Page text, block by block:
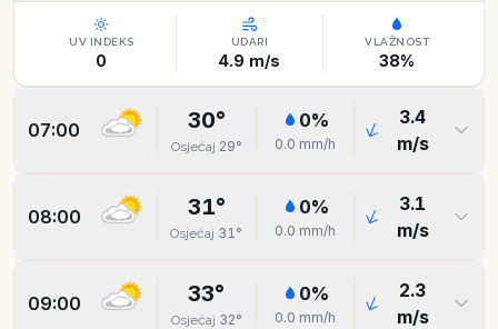
UV INDEKS
0
UDARI
4.9 m/s
VLAŽNOST
38%
07:00 30°
Osjećaj 29°
0%
0.0 mm/h
3.4
m/s
08:00 31°
Osjećaj 31°
0%
0.0 mm/h
3.1
m/s
09:00 33°
Osjećaj 32°
0%
0.0 mm/h
2.3
m/s